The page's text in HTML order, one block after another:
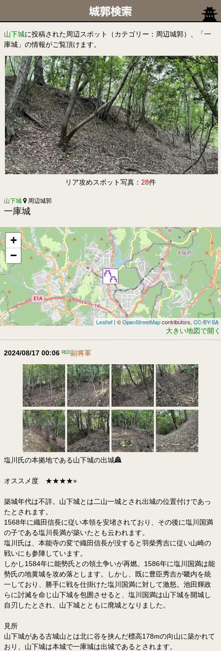
山下城に投稿された周辺スポット（カテゴリー：周辺城郭）、「一
庫城」の情報がご覧頂けます。
リア攻めスポット写真： 28件
山下城 周辺城郭
一庫城
+
−
Leaflet | ©OpenStreetMapcontributors, CC-BY-SA
大きい地図で開く
2024/08/17 00:06 ᴿᴱᴰ副将軍
塩川氏の本拠地である山下城の出城🏯
オススメ度 ★★★★⭐︎
築城年代は不詳。山下城とは二山一城とされ出城の位置付けであっ
たとされます。
1568年に織田信長に従い本領を安堵されており、その後に塩川国満
の子である塩川長満が築いたとも云われます。
塩川氏は、本能寺の変で織田信長が没すると羽柴秀吉に従い山崎の
戦いにも参陣しています。
しかし1584年に能勢氏との領土争いが再燃。1586年に塩川国満は能
勢氏の地黄城を攻め落とします。しかし、既に豊臣秀吉が畿内を統
一しており、勝手に戦を仕掛けた塩川国満に対して激怒。池田輝政
らに討滅を命じ山下城を包囲させると、塩川国満は山下城を開城し
自刃したとされ、山下城とともに廃城となりました。
見所
山下城がある古城山とは北に谷を挟んだ標高178mの向山に築かれて
おり、山下城は本城で一庫城は出城であるとされます。